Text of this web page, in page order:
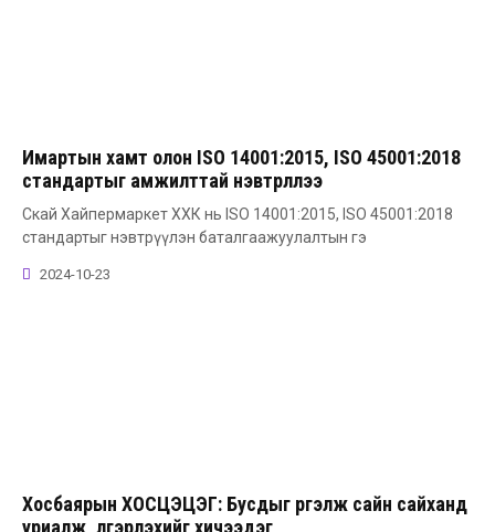
Имартын хамт олон ISO 14001:2015, ISO 45001:2018
стандартыг амжилттай нэвтрүүллээ
Скай Хайпермаркет ХХК нь ISO 14001:2015, ISO 45001:2018
стандартыг нэвтрүүлэн баталгаажуулалтын гэ
2024-10-23
Хосбаярын ХОСЦЭЦЭГ: Бусдыг үргэлж сайн сайханд
уриалж, үлгэрлэхийг хичээдэг